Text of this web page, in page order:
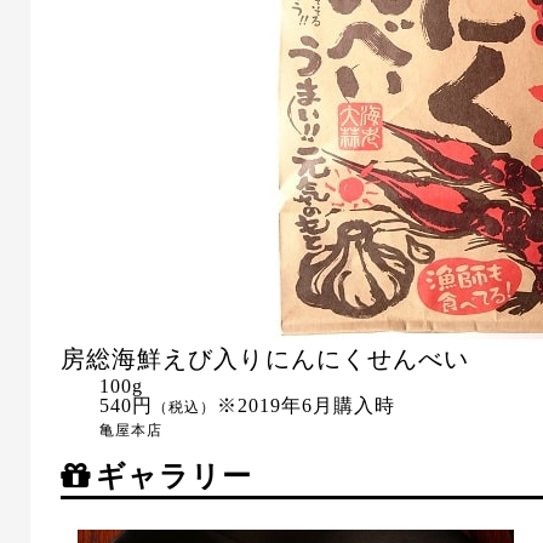
房総海鮮えび入りにんにくせんべい
100g
540円
（税込） ※2019年6月購入時
亀屋本店
ギャラリー